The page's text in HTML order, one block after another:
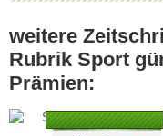
weitere
Rubrik Sport
Prämien: